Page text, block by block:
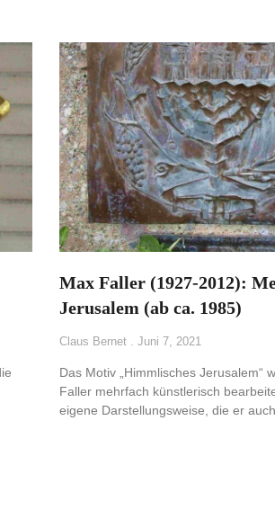
Max Faller (1927-2012):
Jerusalem (ab ca. 1985)
Claus Bernet Juni 7, 2021
Das Motiv „Himmlisches Jerusalem“
Faller mehrfach künstlerisch
eigene Darstellungsweise, die er